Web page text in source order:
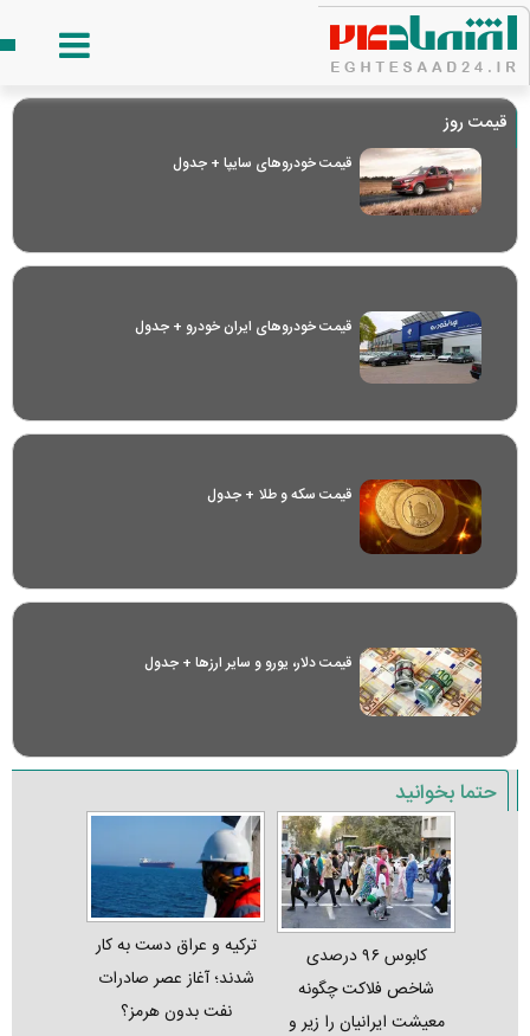
قیمت روز
قیمت خودرو‌های سایپا + جدول
قیمت خودرو‌های ایران خودرو + جدول
قیمت سکه و طلا + جدول
قیمت دلار، یورو و سایر ارز‌ها + جدول
حتما بخوانید
کابوس ۹۶ درصدی
شاخص فلاکت چگونه
معیشت ایرانیان را زیر و
ترکیه و عراق دست به کار
شدند؛ آغاز عصر صادرات
نفت بدون هرمز؟